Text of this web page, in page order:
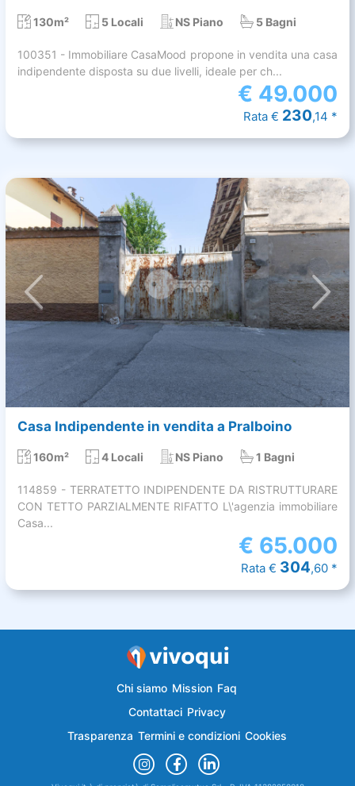
130m² 5 Locali NS Piano 5 Bagni
100351 - Immobiliare CasaMood propone in vendita una casa
indipendente disposta su due livelli, ideale per ch...
€ 49.000
Rata € 230,14 *
Casa Indipendente in vendita a Pralboino
160m² 4 Locali NS Piano 1 Bagni
114859 - TERRATETTO INDIPENDENTE DA RISTRUTTURARE
CON TETTO PARZIALMENTE RIFATTO L\'agenzia immobiliare
Casa...
€ 65.000
Rata € 304,60 *
Chi siamo Mission Faq
Contattaci Privacy
Trasparenza Termini e condizioni Cookies